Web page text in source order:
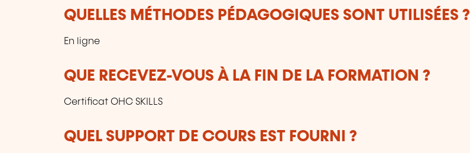
QUELLES MÉTHODES PÉDAGOGIQUES SONT UTILISÉES ?
En ligne
QUE RECEVEZ-VOUS À LA FIN DE LA FORMATION ?
Certificat OHC SKILLS
QUEL SUPPORT DE COURS EST FOURNI ?